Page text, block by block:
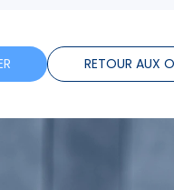
RETOUR AUX